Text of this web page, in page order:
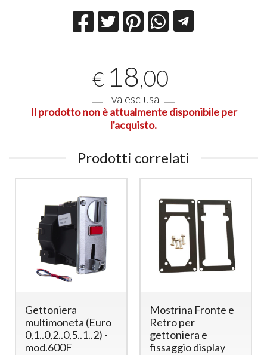
€ 18,00
Iva esclusa
Il prodotto non è attualmente disponibile per
l'acquisto.
Prodotti correlati
Gettoniera
multimoneta (Euro
0,1..0,2..0,5..1..2) -
mod.600F
Mostrina Fronte e
Retro per
gettoniera e
fissaggio display